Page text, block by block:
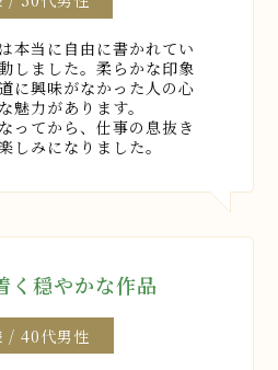
本当に自由に書かれてい
しました。柔らかな印象
に興味がなかった人の心
魅力があります。
ってから、仕事の息抜き
しみになりました。
く穏やかな作品
/ 40代男性
を除いて、変更後のプライ
ウェブサイトに掲載したとき
とします。
口
問い合わせは、下記の窓口
荘園8丁目5番36号